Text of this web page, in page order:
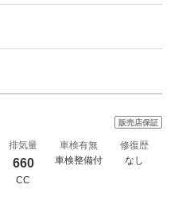
販売店保証
排気量
660
CC
車検有無
車検整備付
修復歴
なし